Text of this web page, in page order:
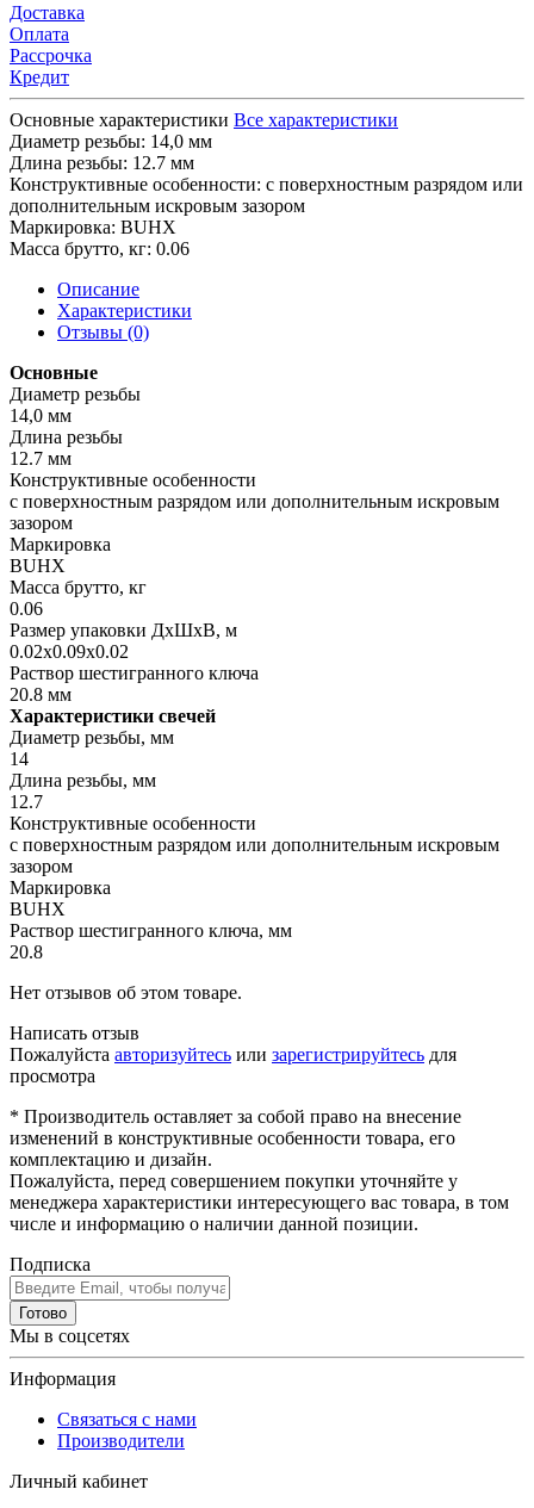
Доставка
Оплата
Рассрочка
Кредит
Основные характеристики Все характеристики
Диаметр резьбы: 14,0 мм
Длина резьбы: 12.7 мм
Конструктивные особенности: с поверхностным разрядом или
дополнительным искровым зазором
Маркировка: BUHX
Масса брутто, кг: 0.06
Описание
Характеристики
Отзывы (0)
Основные
Диаметр резьбы
14,0 мм
Длина резьбы
12.7 мм
Конструктивные особенности
с поверхностным разрядом или дополнительным искровым
зазором
Маркировка
BUHX
Масса брутто, кг
0.06
Размер упаковки ДхШхВ, м
0.02x0.09x0.02
Раствор шестигранного ключа
20.8 мм
Характеристики свечей
Диаметр резьбы, мм
14
Длина резьбы, мм
12.7
Конструктивные особенности
с поверхностным разрядом или дополнительным искровым
зазором
Маркировка
BUHX
Раствор шестигранного ключа, мм
20.8
Нет отзывов об этом товаре.
Написать отзыв
Пожалуйста авторизуйтесь или зарегистрируйтесь для
просмотра
* Производитель оставляет за собой право на внесение
изменений в конструктивные особенности товара, его
комплектацию и дизайн.
Пожалуйста, перед совершением покупки уточняйте у
менеджера характеристики интересующего вас товара, в том
числе и информацию о наличии данной позиции.
Подписка
Готово
Мы в соцсетях
Информация
Связаться с нами
Производители
Личный кабинет